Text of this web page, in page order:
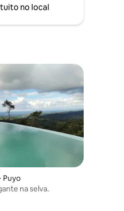
para descobrir a
no local
5, 6 avaliações
Puyo
na selva.